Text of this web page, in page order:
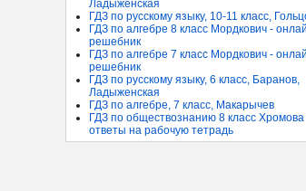
Ладыженская
ГДЗ по русскому языку, 10-11 класс,
ГДЗ по алгебре 8 класс Мордкович -
решебник
ГДЗ по алгебре 7 класс Мордкович -
решебник
ГДЗ по русскому языку, 6 класс, Баранов,
Ладыженская
ГДЗ по алгебре, 7 класс, Макарычев
ГДЗ по обществознанию 8 класс Хромова
ответы на рабочую тетрадь